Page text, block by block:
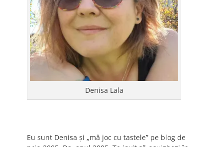
Denisa Lala
Eu sunt Denisa și „mă joc cu tastele” pe blog de